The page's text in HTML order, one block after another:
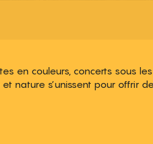
en couleurs, concerts sous
nature s’unissent pour offrir